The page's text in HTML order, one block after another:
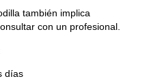
también implica
con un profesional.
días